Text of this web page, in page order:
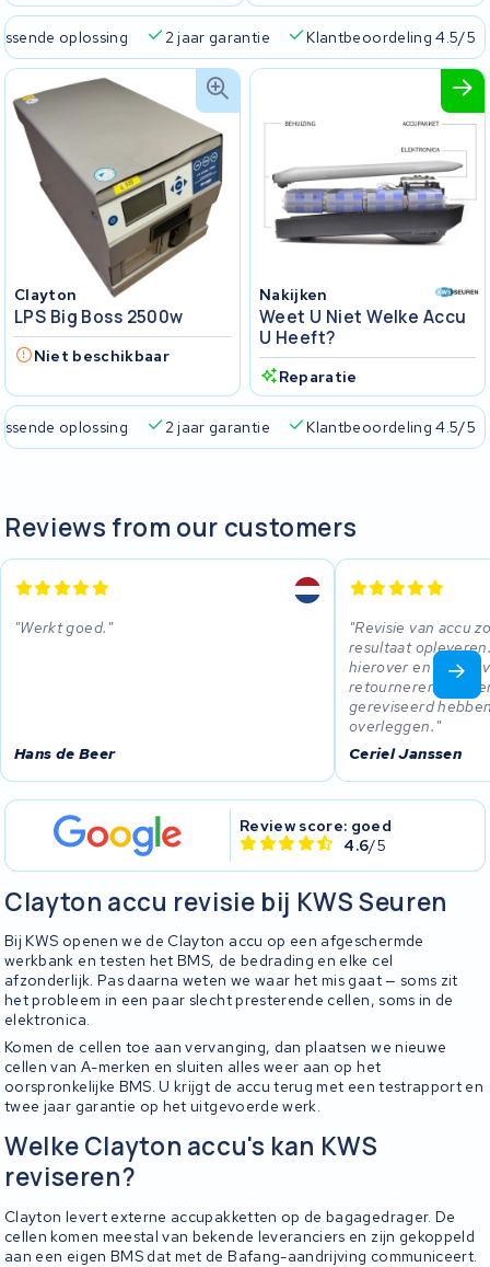
oplossing 2 jaar garantie Klantbeoordeling 4.5/5
Clayton
LPS Big Boss 2500w
Niet beschikbaar
Nakijken
Weet U Niet Welke Accu
U Heeft?
Reparatie
oplossing 2 jaar garantie Klantbeoordeling 4.5/5
Reviews from our customers
Werkt goed.
Hans de Beer
Revisie van accu
resultaat
hierover en stelde
retourneren.
gereviseerd
overleggen.
Ceriel Janssen
Review score: goed
4.6/5
Clayton accu revisie bij KWS Seuren
Bij KWS openen we de Clayton accu op een afgeschermde
werkbank en testen het BMS, de bedrading en elke cel
afzonderlijk. Pas daarna weten we waar het mis gaat — soms zit
het probleem in een paar slecht presterende cellen, soms in de
elektronica.
Komen de cellen toe aan vervanging, dan plaatsen we nieuwe
cellen van A-merken en sluiten alles weer aan op het
oorspronkelijke BMS. U krijgt de accu terug met een testrapport en
twee jaar garantie op het uitgevoerde werk.
Welke Clayton accu's kan KWS
reviseren?
Clayton levert externe accupakketten op de bagagedrager. De
cellen komen meestal van bekende leveranciers en zijn gekoppeld
aan een eigen BMS dat met de Bafang-aandrijving communiceert.